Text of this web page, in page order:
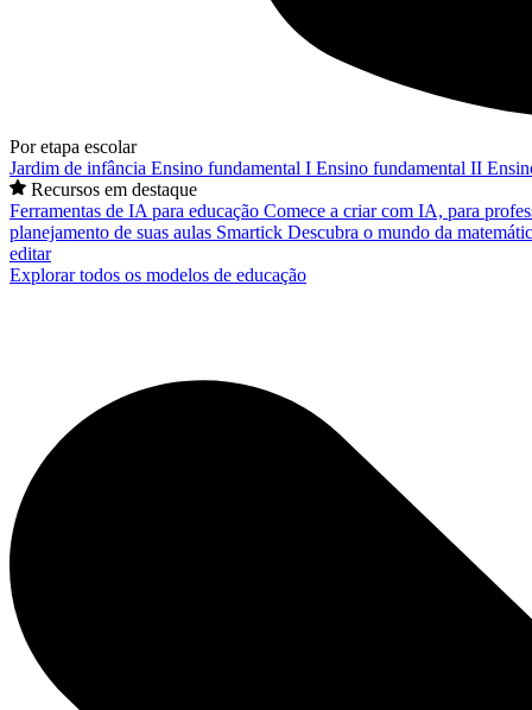
Por etapa escolar
Jardim de infância Ensino fundamental I Ensino fundamental II
Recursos em destaque
Ferramentas de IA para educação Comece a criar com IA, para
planejamento de suas aulas Smartick Descubra o mundo da
editar
Explorar todos os modelos de educação